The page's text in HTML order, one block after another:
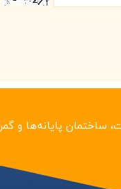
ساختمان پایانه‌ها و